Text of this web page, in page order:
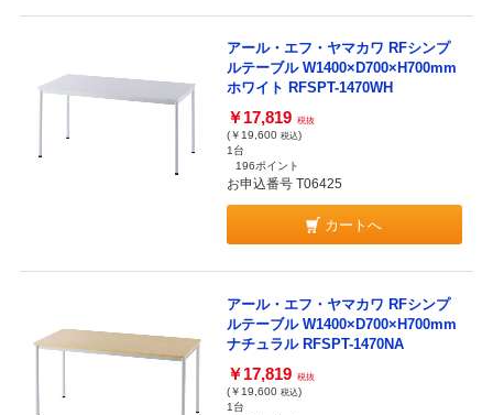
アール・エフ・ヤマカワ RFシンプ
ルテーブル W1400×D700×H700mm
ホワイト RFSPT-1470WH
￥17,819 税抜
(￥19,600 税込)
1台
196ポイント
お申込番号 T06425
カートへ
アール・エフ・ヤマカワ RFシンプ
ルテーブル W1400×D700×H700mm
ナチュラル RFSPT-1470NA
￥17,819 税抜
(￥19,600 税込)
1台